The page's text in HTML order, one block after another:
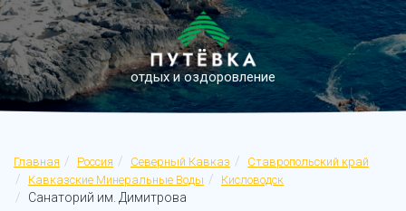
отдых и оздоровление
Главная Россия Северный Кавказ
Ставропольский край
Кавказские Минеральные Воды
Кисловодск
Санаторий им. Димитрова